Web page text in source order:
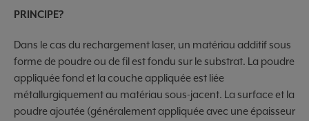
PRINCIPE?
Dans le cas du rechargement laser, un matériau additif sous
forme de poudre ou de fil est fondu sur le substrat. La poudre
appliquée fond et la couche appliquée est liée
métallurgiquement au matériau sous-jacent. La surface et la
poudre ajoutée (généralement appliquée avec une épaisseur